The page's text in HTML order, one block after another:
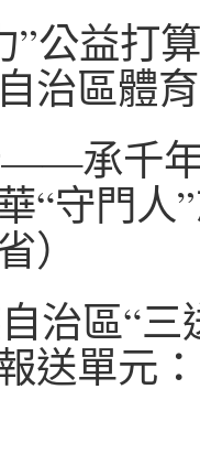
”公益打
治區體
——承千
“守門人
）
治區“
送單元